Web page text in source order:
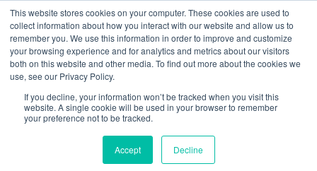
This website stores cookies on your computer. These cookies are used to
collect information about how you interact with our website and allow us to
remember you. We use this information in order to improve and customize
your browsing experience and for analytics and metrics about our visitors
both on this website and other media. To find out more about the cookies we
use, see our Privacy Policy.
If you decline, your information won’t be tracked when you visit this
website. A single cookie will be used in your browser to remember
your preference not to be tracked.
Accept Decline
Vai
contenuto
09/08/202605:50:52
LinkedinFacebook
X TelegramWhatsappMastodon
INIZIATIVE ASTORRI